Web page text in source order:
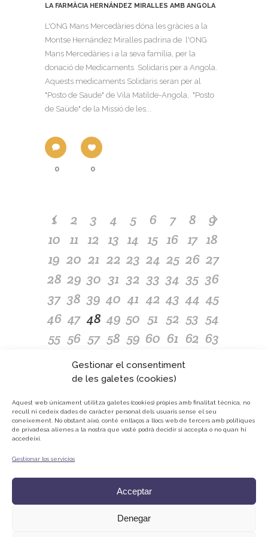
Gestionar el consentiment
de les galetes (cookies)
Aquest web únicament utilitza galetes (cookies) pròpies amb finalitat tècnica, no
recull ni cedeix dades de caràcter personal dels usuaris sense el seu
coneixement.
No obstant això, conté enllaços a llocs web de tercers amb polítiques
de privadesa alienes a la nostra que vostè podrà decidir si accepta o no quan hi
accedeixi.
Gestionar los servicios
Acceptar
Denegar
LA FARMÀCIA HERNÁNDEZ MIRALLES AMB ANGOLA
L'ONG Mans Mercedàries dóna les gràcies a la
Montse Hernández Miralles padrina de l'ONG
Mans Mercedàries i a la seva família, per la
donació de Medicaments Solidaris per a Angola.
Aquests medicaments Solidaris seran per al
"Posto de Saude" de Vila Matilde-Angola, "Posto
de Saüde" de la Missió de les...
0 0
1 2 3 4 5 6 7 8
9
10 11 12 13 14 15 16 17 18
19 20 21 22 23 24 25 26 27
28 29 30 31 32 33 34 35 36
37 38 39 40 41 42 43 44 45
46 47 48 49 50 51 52 53 54
55 56 57 58 59 60 61 62 63
65 66 69
74 75 76 77 78 79
82 83 84 85 86 87 88 89 90
91 92 93 94 95 96 97 98
Avís Legal